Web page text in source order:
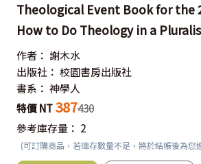
Theological Event Book for the
How to Do Theology in a
作者： 謝木水
出版社： 校園書房出版社
書系： 神學人
特價 NT 387430
參考庫存量： 2
(可訂購商品，若庫存數量不足，將於結帳後為您